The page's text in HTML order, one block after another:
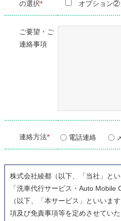
の選択* オプション②
ご要望・ご
連絡事項
連絡方法* 電話連絡
株式会社綾都（以下、「当社」と
「洗車代行サービス・Auto Mobile
（以下、「本サービス」といいま
項及び免責事項等を定めさせていた